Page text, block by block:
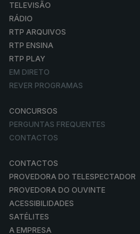
TELEVISÃO
RÁDIO
RTP ARQUIVOS
RTP ENSINA
RTP PLAY
EM DIRETO
REVER PROGRAMAS
CONCURSOS
PERGUNTAS FREQUENTES
CONTACTOS
CONTACTOS
PROVEDORA DO TELESPECTADOR
PROVEDORA DO OUVINTE
ACESSIBILIDADES
SATÉLITES
A EMPRESA